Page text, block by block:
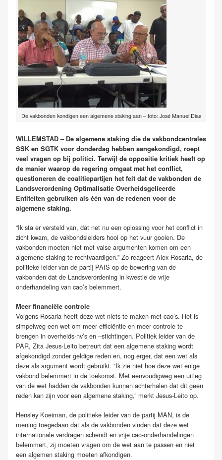
De vakbonden kondigen een algemene staking aan – foto: José Manuel Dias
WILLEMSTAD – De algemene staking die de vakbondcentrales
SSK en SGTK voor donderdag hebben aangekondigd, roept
veel vragen op bij politici. Terwijl de oppositie kritiek heeft op
de manier waarop de regering omgaat met het conflict,
questioneren de coalitiepartijen het feit dat de vakbonden de
Landsverordening Optimalisatie Overheidsgelieerde
Entiteiten gebruiken als één van de redenen voor de
algemene staking.
“Ik sta er versteld van, dat net nu een oplossing voor het conflict in
zicht kwam, de vakbondsleiders hooi op het vuur gooien. De
vakbonden moeten niet met valse argumenten komen om een
algemene staking te rechtvaardigen.” Zo reageert Alex Rosaria, de
politieke leider van de partij PAIS op de bewering van de
vakbonden dat de Landsverordening in kwestie de vrije
onderhandeling van cao’s belemmert.
Meer financiële controle
Volgens Rosaria heeft deze wet niets te maken met cao’s. Het is
simpelweg een wet om meer efficiëntie en meer controle te
brengen in overheids-nv’s en –stichtingen. Politiek leider van de
PAR, Zita Jesus-Leito betreurt dat een algemene staking wordt
afgekondigd zonder geldige reden en, nog erger, dat een wet als
deze als argument wordt gebruikt. “Ik zie niet hoe deze wet enige
vakbond belemmert in de toekomst. Met eenvoudigweg een uitleg
van de wet hadden de vakbonden kunnen achterhalen dat dit geen
reden kan zijn voor een algemene staking,” merkt Jesus-Leito op.
Hensley Koeiman, de politieke leider van de partij MAN, is de
mening toegedaan dat als de vakbonden vinden dat deze wet
internationale verdragen schendt en vrije cao-onderhandelingen
belemmert, zij moeten vragen om de wet aan te passen en niet
een algemen staking moeten afkondigen.